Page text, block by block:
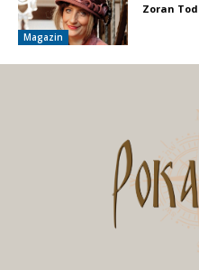
Magazin
Zoran